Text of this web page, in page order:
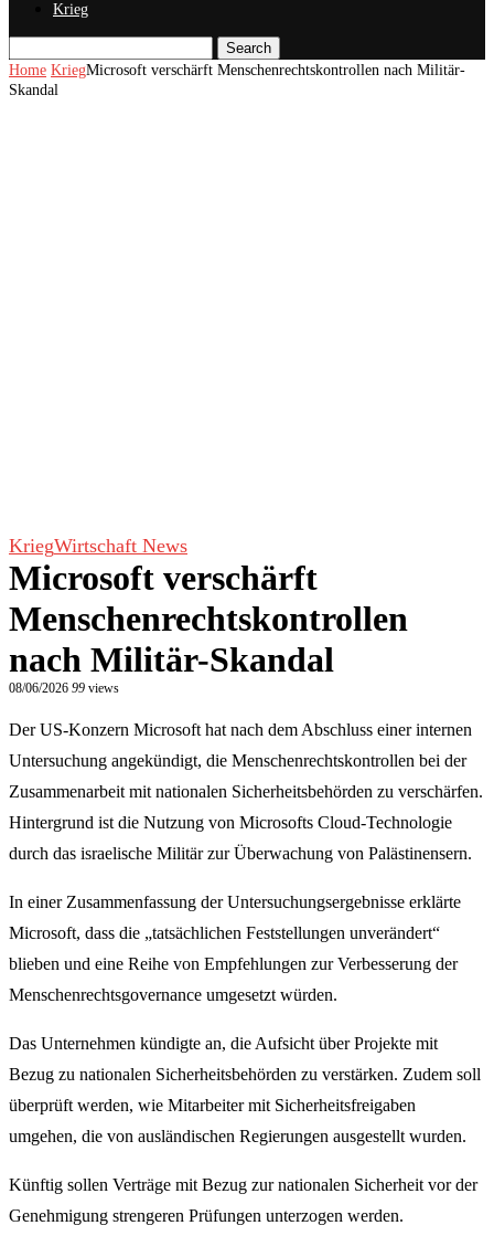
Krieg
Search
Home KriegMicrosoft verschärft Menschenrechtskontrollen nach Militär-
Skandal
KriegWirtschaft News
Microsoft verschärft
Menschenrechtskontrollen
nach Militär-Skandal
08/06/2026 99 views
Der US-Konzern Microsoft hat nach dem Abschluss einer internen
Untersuchung angekündigt, die Menschenrechtskontrollen bei der
Zusammenarbeit mit nationalen Sicherheitsbehörden zu verschärfen.
Hintergrund ist die Nutzung von Microsofts Cloud-Technologie
durch das israelische Militär zur Überwachung von Palästinensern.
In einer Zusammenfassung der Untersuchungsergebnisse erklärte
Microsoft, dass die „tatsächlichen Feststellungen unverändert“
blieben und eine Reihe von Empfehlungen zur Verbesserung der
Menschenrechtsgovernance umgesetzt würden.
Das Unternehmen kündigte an, die Aufsicht über Projekte mit
Bezug zu nationalen Sicherheitsbehörden zu verstärken. Zudem soll
überprüft werden, wie Mitarbeiter mit Sicherheitsfreigaben
umgehen, die von ausländischen Regierungen ausgestellt wurden.
Künftig sollen Verträge mit Bezug zur nationalen Sicherheit vor der
Genehmigung strengeren Prüfungen unterzogen werden.